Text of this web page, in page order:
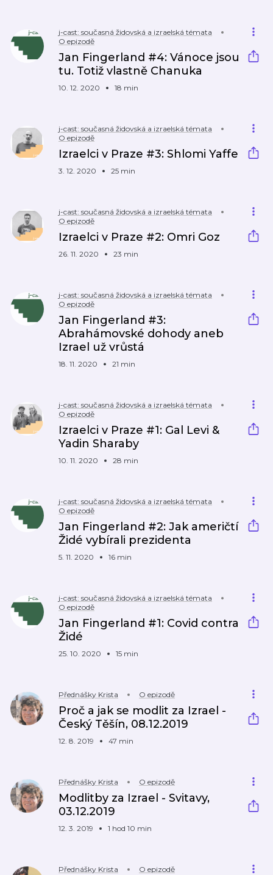
j-cast: současná židovská a izraelská témata
O epizodě
Jan Fingerland #4: Vánoce jsou
tu. Totiž vlastně Chanuka
10. 12. 2020 18 min
j-cast: současná židovská a izraelská témata
O epizodě
Izraelci v Praze #3: Shlomi Yaffe
3. 12. 2020 25 min
j-cast: současná židovská a izraelská témata
O epizodě
Izraelci v Praze #2: Omri Goz
26. 11. 2020 23 min
j-cast: současná židovská a izraelská témata
O epizodě
Jan Fingerland #3:
Abrahámovské dohody aneb
Izrael už vrůstá
18. 11. 2020 21 min
j-cast: současná židovská a izraelská témata
O epizodě
Izraelci v Praze #1: Gal Levi &
Yadin Sharaby
10. 11. 2020 28 min
j-cast: současná židovská a izraelská témata
O epizodě
Jan Fingerland #2: Jak američtí
Židé vybírali prezidenta
5. 11. 2020 16 min
j-cast: současná židovská a izraelská témata
O epizodě
Jan Fingerland #1: Covid contra
Židé
25. 10. 2020 15 min
Přednášky Krista O epizodě
Proč a jak se modlit za Izrael -
Český Těšín, 08.12.2019
12. 8. 2019 47 min
Přednášky Krista O epizodě
Modlitby za Izrael - Svitavy,
03.12.2019
12. 3. 2019 1 hod 10 min
Přednášky Krista O epizodě